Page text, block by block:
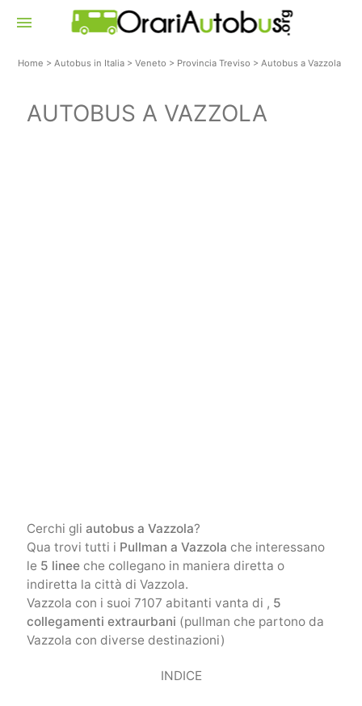
menu
Home >Autobus in Italia >Veneto > Provincia Treviso >Autobus a Vazzola
AUTOBUS A VAZZOLA
Cerchi gli autobus a Vazzola?
Qua trovi tutti i Pullman a Vazzola che interessano
le 5 lineeche collegano in maniera diretta o
indiretta la città di Vazzola.
Vazzola con i suoi 7107 abitanti vanta di , 5
collegamenti extraurbani (pullman che partono da
Vazzola con diverse destinazioni)
INDICE